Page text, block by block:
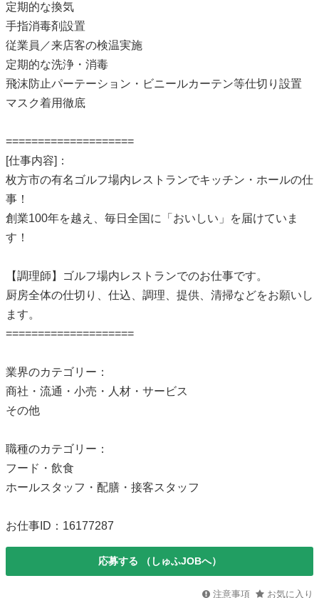
定期的な換気
手指消毒剤設置
従業員／来店客の検温実施
定期的な洗浄・消毒
飛沫防止パーテーション・ビニールカーテン等仕切り設置
マスク着用徹底
====================
[仕事内容]：
枚方市の有名ゴルフ場内レストランでキッチン・ホールの仕
事！
創業100年を越え、毎日全国に「おいしい」を届けていま
す！
【調理師】ゴルフ場内レストランでのお仕事です。
厨房全体の仕切り、仕込、調理、提供、清掃などをお願いし
ます。
====================
業界のカテゴリー：
商社・流通・小売・人材・サービス
その他
職種のカテゴリー：
フード・飲食
ホールスタッフ・配膳・接客スタッフ
お仕事ID：16177287
応募する （しゅふJOBへ）
注意事項 お気に入り